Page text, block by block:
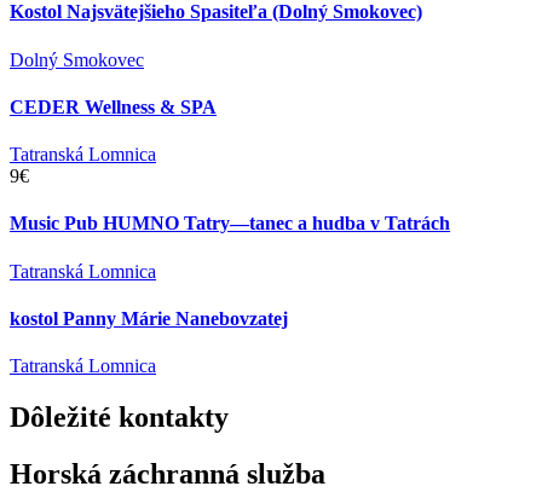
Kostol Najsvätejšieho Spasiteľa (Dolný Smokovec)
Dolný Smokovec
CEDER Wellness & SPA
Tatranská Lomnica
9€
Music Pub HUMNO Tatry—tanec a hudba v Tatrách
Tatranská Lomnica
kostol Panny Márie Nanebovzatej
Tatranská Lomnica
Dôležité kontakty
Horská záchranná služba